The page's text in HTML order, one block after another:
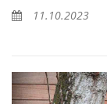
11.10.2023